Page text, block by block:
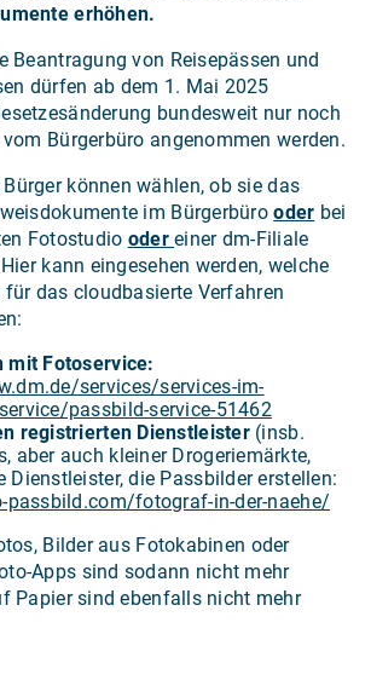
erhöhen.
Beantragung von Reisepässen und
dürfen ab dem 1. Mai 2025
bundesweit nur noch
Bürgerbüro angenommen werden.
können wählen, ob sie das
im Bürgerbürooder bei
Fotostudio odereiner dm-Filiale
kann eingesehen werden, welche
das cloudbasierte Verfahren
mit Fotoservice:
services/services-im-
passbild-service-51462
registrierten Dienstleister(insb.
aber auch kleiner Drogeriemärkte,
Dienstleister, die Passbilder erstellen:
fotograf-in-der-naehe/
Bilder aus Fotokabinen oder
Apps sind sodann nicht mehr
Papier sind ebenfalls nicht mehr